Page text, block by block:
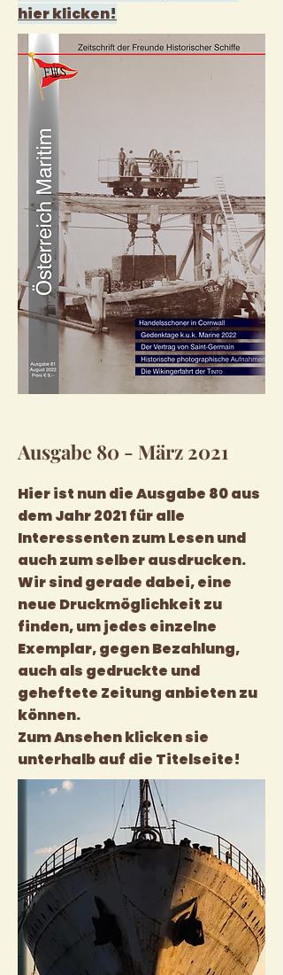
hier klicken!
Ausgabe 80 - März 2021
Hier ist nun die Ausgabe 80 aus
dem Jahr 2021 für alle
Interessenten zum Lesen und
auch zum selber ausdrucken.
Wir sind gerade dabei, eine
neue Druckmöglichkeit zu
finden, um jedes einzelne
Exemplar, gegen Bezahlung,
auch als gedruckte und
geheftete Zeitung anbieten zu
können.
Zum Ansehen klicken sie
unterhalb auf die Titelseite!